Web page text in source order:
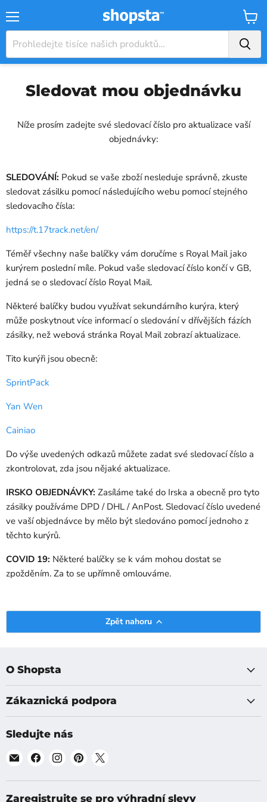
Košík
Sledovat mou objednávku
Níže prosím zadejte své sledovací číslo pro aktualizace vaší
objednávky:
SLEDOVÁNÍ: Pokud se vaše zboží nesleduje správně, zkuste
sledovat zásilku pomocí následujícího webu pomocí stejného
sledovacího čísla:
https://t.17track.net/en/
Téměř všechny naše balíčky vám doručíme s Royal Mail jako
kurýrem poslední míle. Pokud vaše sledovací číslo končí v GB,
jedná se o sledovací číslo Royal Mail.
Některé balíčky budou využívat sekundárního kurýra, který
může poskytnout více informací o sledování v dřívějších fázích
zásilky, než webová stránka Royal Mail zobrazí aktualizace.
Tito kurýři jsou obecně:
SprintPack
Yan Wen
Cainiao
Do výše uvedených odkazů můžete zadat své sledovací číslo a
zkontrolovat, zda jsou nějaké aktualizace.
IRSKO OBJEDNÁVKY: Zasíláme také do Irska a obecně pro tyto
zásilky používáme DPD / DHL / AnPost. Sledovací číslo uvedené
ve vaší objednávce by mělo být sledováno pomocí jednoho z
těchto kurýrů.
COVID 19: Některé balíčky se k vám mohou dostat se
zpožděním. Za to se upřímně omlouváme.
Zpět nahoru
O Shopsta
Zákaznická podpora
Sledujte nás
Najděte
na
[email]
Najděte
na
Facebook
Najděte
na
Instagram
Najděte
na
Pinterest
na
X
Zaregistrujte se pro výhradní slevy